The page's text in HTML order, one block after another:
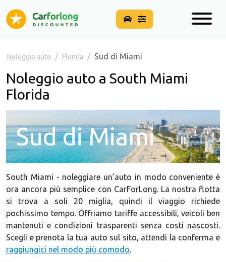
Noleggio auto Florida Sud di Miami
Noleggio auto a South Miami
Florida
Sud di Miami
South Miami - noleggiare un’auto in modo conveniente è
ora ancora più semplice con CarForLong. La nostra flotta
si trova a soli 20 miglia, quindi il viaggio richiede
pochissimo tempo. Offriamo tariffe accessibili, veicoli ben
mantenuti e condizioni trasparenti senza costi nascosti.
Scegli e prenota la tua auto sul sito, attendi la conferma e
raggiungici nel modo più comodo.